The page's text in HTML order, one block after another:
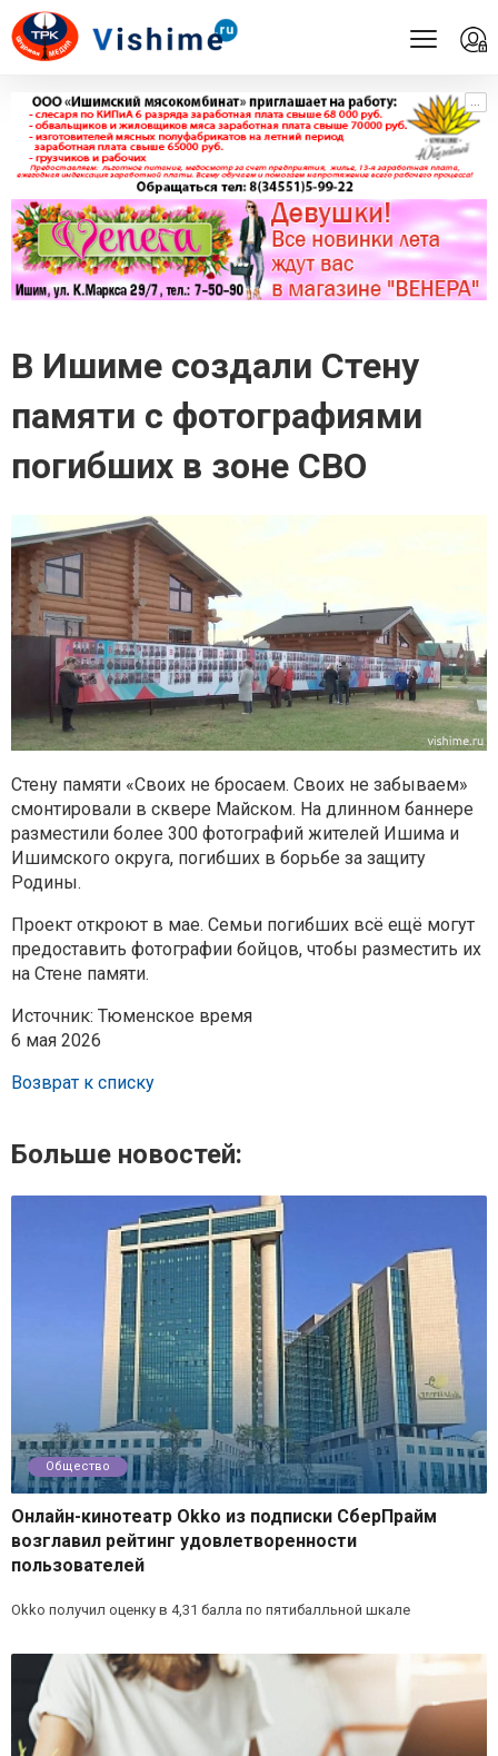
...
...
В Ишиме создали Стену
памяти с фотографиями
погибших в зоне СВО
Стену памяти «Своих не бросаем. Своих не забываем»
смонтировали в сквере Майском. На длинном баннере
разместили более 300 фотографий жителей Ишима и
Ишимского округа, погибших в борьбе за защиту
Родины.
Проект откроют в мае. Семьи погибших всё ещё могут
предоставить фотографии бойцов, чтобы разместить их
на Стене памяти.
Источник: Тюменское время
6 мая 2026
Возврат к списку
Больше новостей:
Общество
Онлайн-кинотеатр Okko из подписки СберПрайм
возглавил рейтинг удовлетворенности
пользователей
Okko получил оценку в 4,31 балла по пятибалльной шкале